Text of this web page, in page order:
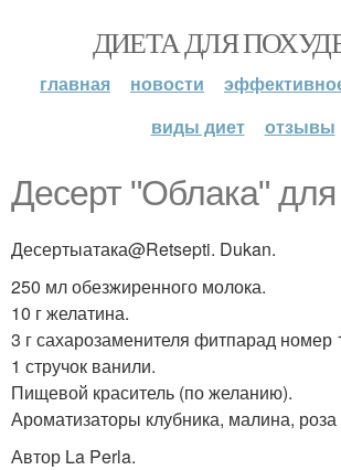
ДИЕТА ДЛЯ
главная новости
виды диет
отзывы
Десерт "Облака" для
Десертыатака@Retsepti. Dukan.
250 мл обезжиренного молока.
10 г желатина.
3 г сахарозаменителя фитпарад номер
1 стручок ванили.
Пищевой краситель (по желанию).
Ароматизаторы клубника, малина,
Автор La Perla.